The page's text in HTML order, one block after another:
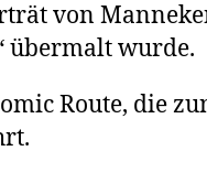
von
übermalt wurde.
Route, die